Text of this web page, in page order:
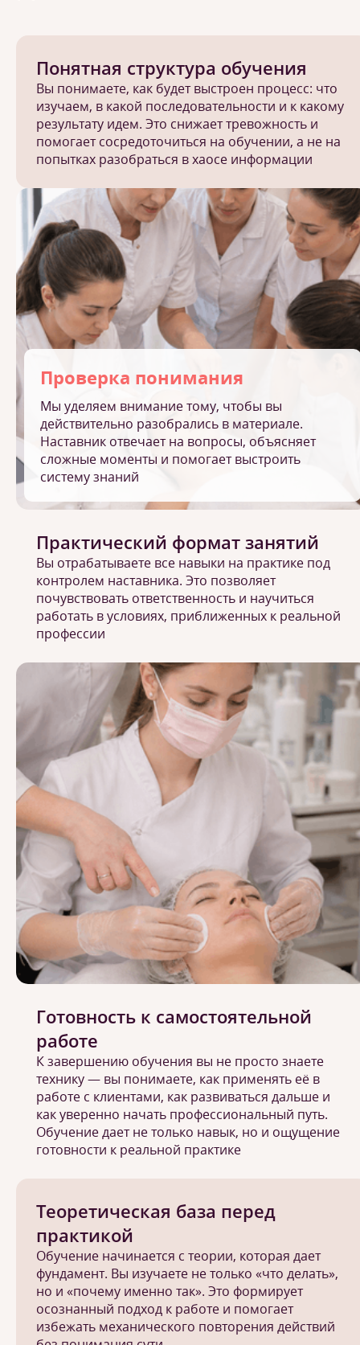
Понятная структура обучения
Вы понимаете, как будет выстроен процесс: что
изучаем, в какой последовательности и к какому
результату идем. Это снижает тревожность и
помогает сосредоточиться на обучении, а не на
попытках разобраться в хаосе информации
Проверка понимания
Мы уделяем внимание тому, чтобы вы
действительно разобрались в материале.
Наставник отвечает на вопросы, объясняет
сложные моменты и помогает выстроить
систему знаний
Теоретическая база перед
практикой
Обучение начинается с теории, которая дает
фундамент. Вы изучаете не только «что делать»,
но и «почему именно так». Это формирует
осознанный подход к работе и помогает
избежать механического повторения действий
Практический формат занятий
Вы отрабатываете все навыки на практике под
контролем наставника. Это позволяет
почувствовать ответственность и научиться
работать в условиях, приближенных к реальной
профессии
Готовность к самостоятельной
работе
К завершению обучения вы не просто знаете
технику — вы понимаете, как применять её в
работе с клиентами, как развиваться дальше и
как уверенно начать профессиональный путь.
Обучение дает не только навык, но и ощущение
готовности к реальной практике